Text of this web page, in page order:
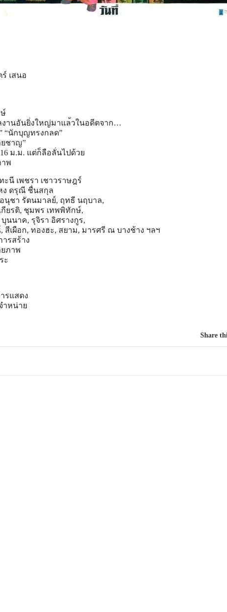
เสนอ
งานอันยิ่งใหญ่มาแล้วในอดีตจาก…
“นักบุญทรงกลด”
ยชาญ”
ม.ม. แต่ก็ลือลั่นไปด้วย
พ
นี เพชรา เชาวราษฎร์
ง ดรุณี ชื่นสกุล
นุชา รัตนมาลย์, ฤทธี นฤบาล,
ยรติ, ชุมพร เทพพิทักษ์,
นนาค, รุจิรา อิศรางกูร,
เผือก, ทองฮะ, สยาม, มารศรี ณ บางช้าง ฯลฯ
รสร้าง
ภาพ
ะ
รแสดง
ำหน่าย
Share